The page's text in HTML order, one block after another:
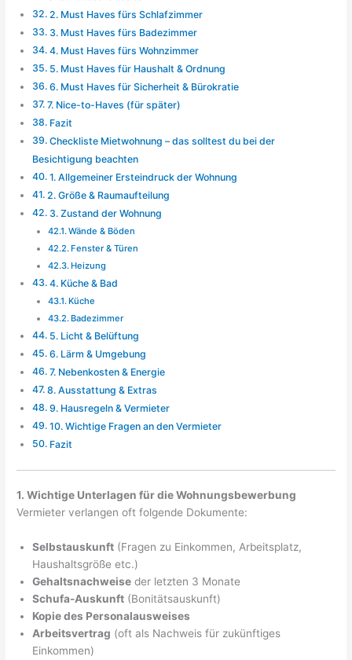
2. Must Haves fürs Schlafzimmer
3. Must Haves fürs Badezimmer
4. Must Haves fürs Wohnzimmer
5. Must Haves für Haushalt & Ordnung
6. Must Haves für Sicherheit & Bürokratie
7. Nice-to-Haves (für später)
Fazit
Checkliste Mietwohnung – das solltest du bei der
Besichtigung beachten
1. Allgemeiner Ersteindruck der Wohnung
2. Größe & Raumaufteilung
3. Zustand der Wohnung
Wände & Böden
Fenster & Türen
Heizung
4. Küche & Bad
Küche
Badezimmer
5. Licht & Belüftung
6. Lärm & Umgebung
7. Nebenkosten & Energie
8. Ausstattung & Extras
9. Hausregeln & Vermieter
10. Wichtige Fragen an den Vermieter
Fazit
1. Wichtige Unterlagen für die Wohnungsbewerbung
Vermieter verlangen oft folgende Dokumente:
Selbstauskunft (Fragen zu Einkommen, Arbeitsplatz,
Haushaltsgröße etc.)
Gehaltsnachweise der letzten 3 Monate
Schufa-Auskunft (Bonitätsauskunft)
Kopie des Personalausweises
Arbeitsvertrag (oft als Nachweis für zukünftiges
Einkommen)